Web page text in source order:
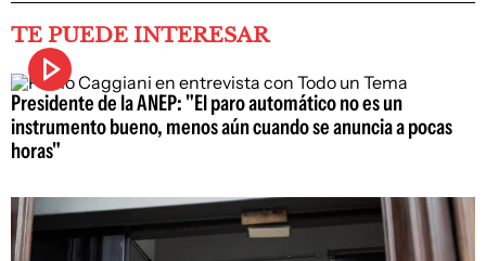
TE PUEDE INTERESAR
Presidente de la ANEP: "El paro automático no es un
instrumento bueno, menos aún cuando se anuncia a pocas
horas"